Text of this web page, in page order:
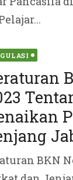
BKN